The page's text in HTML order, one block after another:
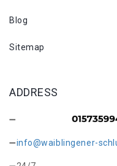
Blog
Sitemap
ADDRESS
info@waiblingener-